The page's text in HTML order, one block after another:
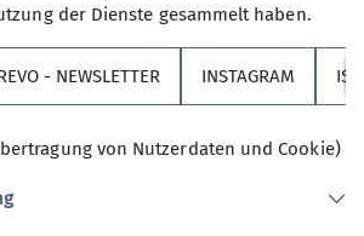
&
der Dienste gesammelt haben.
- NEWSLETTER INSTAGRAM
von Nutzerdaten und Cookie)